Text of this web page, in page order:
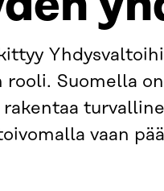
rooli. Suomella
rakentaa
vaan